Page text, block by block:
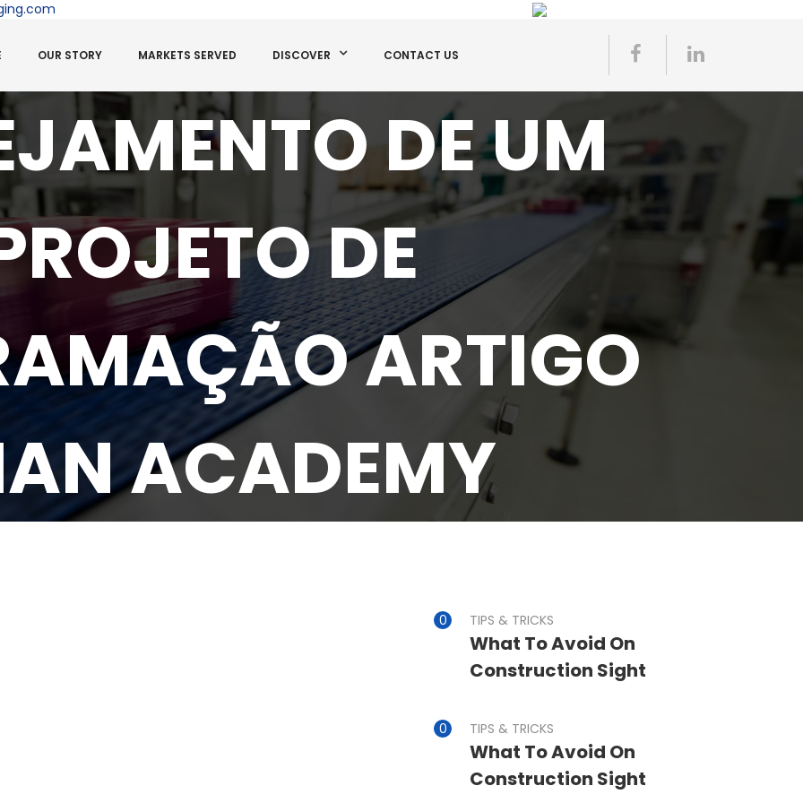
OUR STORY MARKETS SERVED DISCOVER CONTACT US
DE UM
DE
ARTIGO
ACADEMY
TIPS & TRICKS
What To Avoid On
Construction Sight
TIPS & TRICKS
What To Avoid On
Construction Sight